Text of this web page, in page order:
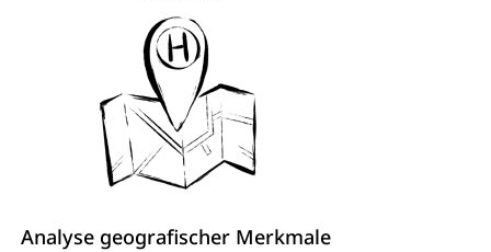
Analyse geografischer Merkmale